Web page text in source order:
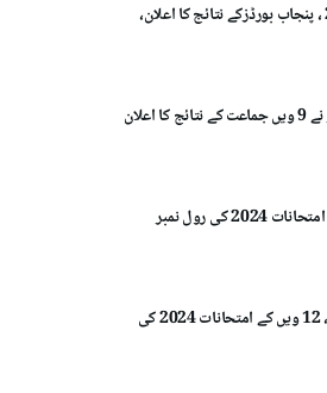
میٹرک امتحانات 2024 ، پنجاب بورڈزکے نتائج کا اعلان،
پنجاب کے تعلیمی بورڈز نے 9 ویں جماعت کے نتائج کا اعلان
لاہوربورڈ نے انٹرمیڈیٹ امتحانات 2024 کی رول نمبر
فیڈرل بورڈ نے 11 ویں ، 12 ویں کے امتحانات 2024 کی